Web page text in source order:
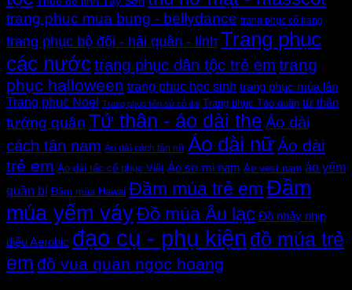
trang phuc mua bung - bellydance trang phục cổ trang
trang phục bộ đội - hải quân - lính Trang phục
các nướctrang phục dân tộc trẻ em trang
phục halloween trang phục học sinh trang phục múa lân
Trang phục Noel Trang phục tiền sử cổ đại Trang phục Táo quân tứ thân
tướng quân Tứ thân - áo dài the Áo dài
cách tân nam Áo dài cách tân nữ Áo dài nữÁo dài
trẻ em Áo dài tấc cổ phục Việt Áo sơ mi nam Áo vest nam áo yếm
quần bí Đầm múa Hawai Đầm múa trẻ emĐầm
múa yếm váyĐồ múa Âu lạc Đồ nhảy nhịp
điệu Aerobic đạo cụ - phụ kiện đồ múa trẻ
em đồ vua quan ngoc hoang